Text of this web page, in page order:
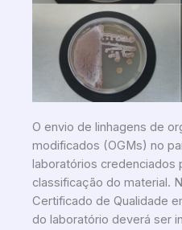
O envio de linhagens de
modificados (OGMs) no
laboratórios credenciados
classificação do material.
Certificado de Qualidade
do laboratório deverá ser